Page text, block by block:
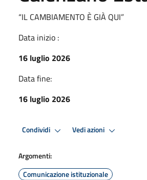
“IL CAMBIAMENTO È GIÀ QUI”
Data inizio :
16 luglio 2026
Data fine:
16 luglio 2026
Condividi Vedi azioni
Argomenti:
Comunicazione istituzionale